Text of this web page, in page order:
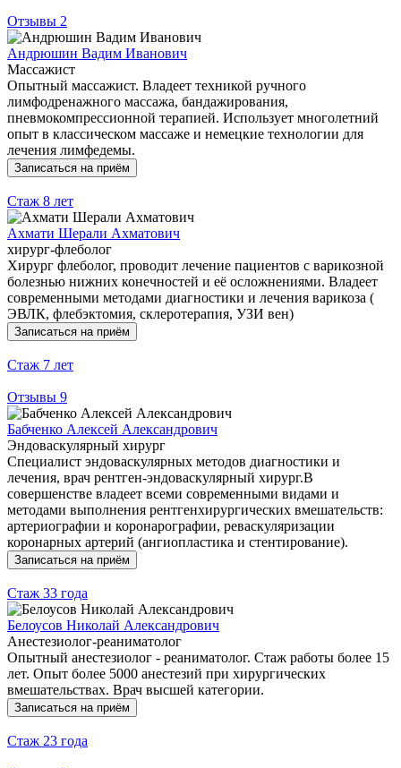
Отзывы 2
Андрюшин Вадим Иванович
Массажист
Опытный массажист. Владеет техникой ручного
лимфодренажного массажа, бандажирования,
пневмокомпрессионной терапией. Использует многолетний
опыт в классическом массаже и немецкие технологии для
лечения лимфедемы.
Записаться на приём
Стаж 8 лет
Ахмати Шерали Ахматович
хирург-флеболог
Хирург флеболог, проводит лечение пациентов с варикозной
болезнью нижних конечностей и её осложнениями. Владеет
современными методами диагностики и лечения варикоза (
ЭВЛК, флебэктомия, склеротерапия, УЗИ вен)
Записаться на приём
Стаж 7 лет
Отзывы 9
Бабченко Алексей Александрович
Эндоваскулярный хирург
Специалист эндоваскулярных методов диагностики и
лечения, врач рентген-эндоваскулярный хирург.В
совершенстве владеет всеми современными видами и
методами выполнения рентгенхирургических вмешательств:
артериографии и коронарографии, реваскуляризации
коронарных артерий (ангиопластика и стентирование).
Записаться на приём
Стаж 33 года
Белоусов Николай Александрович
Анестезиолог-реаниматолог
Опытный анестезиолог - реаниматолог. Стаж работы более 15
лет. Опыт более 5000 анестезий при хирургических
вмешательствах. Врач высшей категории.
Записаться на приём
Стаж 23 года